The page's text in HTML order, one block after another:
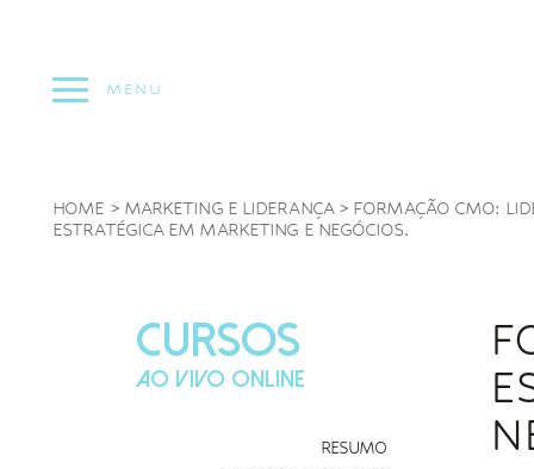
conteúdo
MENU
HOME > MARKETING E LIDERANÇA> FORMAÇÃO CMO:
ESTRATÉGICA EM MARKETING E NEGÓCIOS.
CURSOS
AO VIVO ONLINE
RESUMO